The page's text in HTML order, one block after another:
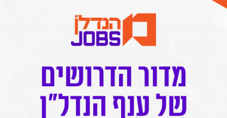
הנדל"ן מכל האתרים אצלכם בנייד!
לחצו כאן להצטרפות לתקציר המנהלים של מרכז הנדל"ן!